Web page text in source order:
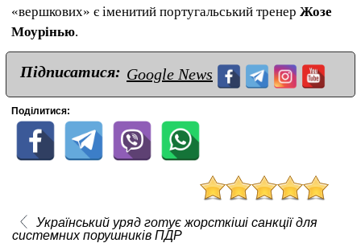
«вершкових» є іменитий португальський тренер Жозе
Моурінью.
Підписатися: Google News
Поділитися:
Український уряд готує жорсткіші санкції для
системних порушників ПДР